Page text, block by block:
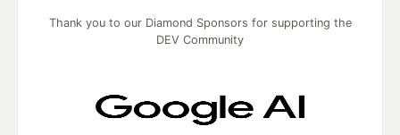
Thank you to our Diamond Sponsors for supporting the
DEV Community